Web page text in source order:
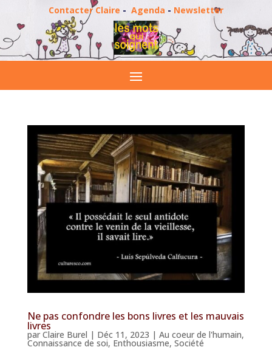
Contacter Claire - Agenda - Newsletter
Ne pas confondre les bons livres et les mauvais
livres
par Claire Burel | Déc 11, 2023 | Au coeur de l'humain,
Connaissance de soi, Enthousiasme, Société